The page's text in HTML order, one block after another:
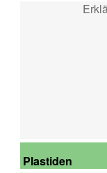
Plastiden